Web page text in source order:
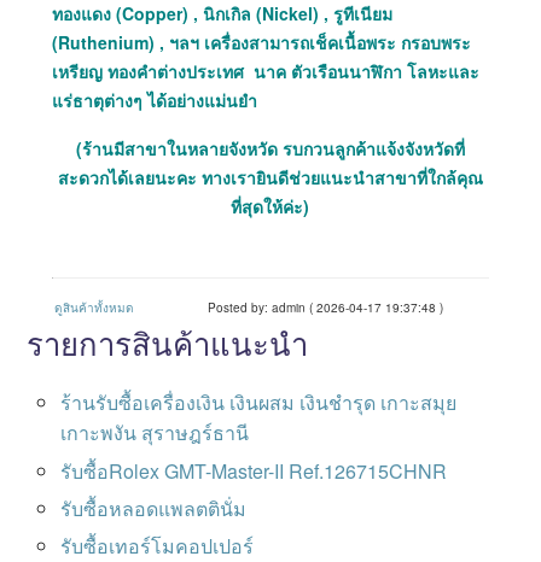
ทองแดง (Copper) , นิกเกิล (Nickel) , รูทีเนียม
(Ruthenium) , ฯลฯ เครื่องสามารถเช็คเนื้อพระ กรอบพระ
เหรียญ ทองคำต่างประเทศ นาค ตัวเรือนนาฬิกา โลหะและ
แร่ธาตุต่างๆ ได้อย่างแม่นยำ
(ร้านมีสาขาในหลายจังหวัด รบกวนลูกค้าแจ้งจังหวัดที่
สะดวกได้เลยนะคะ ทางเรายินดีช่วยแนะนำสาขาที่ใกล้คุณ
ที่สุดให้ค่ะ)
ดูสินค้าทั้งหมด Posted by: admin ( 2026-04-17 19:37:48 )
รายการสินค้าแนะนำ
ร้านรับซื้อเครื่องเงิน เงินผสม เงินชำรุด เกาะสมุย
เกาะพงัน สุราษฎร์ธานี
รับซื้อRolex GMT-Master-II Ref.126715CHNR
รับซื้อหลอดแพลตตินั่ม
รับซื้อเทอร์โมคอปเปอร์